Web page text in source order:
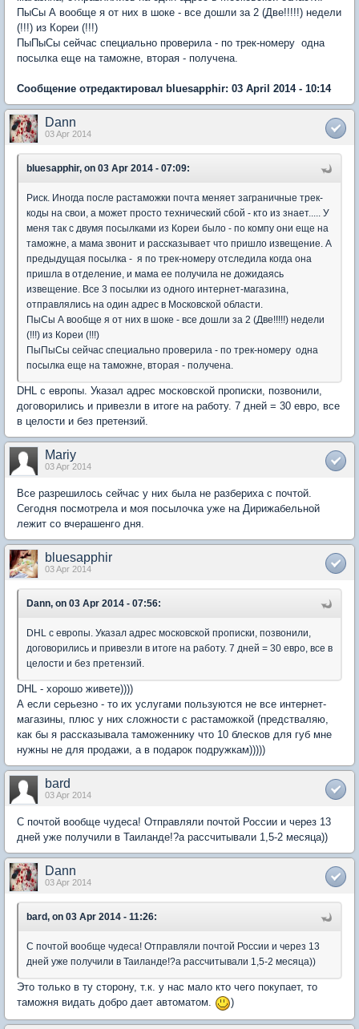
ПыСы А вообще я от них в шоке - все дошли за 2 (Две!!!!!) недели
(!!!) из Кореи (!!!)
ПыПыСы сейчас специально проверила - по трек-номеру одна
посылка еще на таможне, вторая - получена.
Сообщение отредактировал bluesapphir: 03 April 2014 - 10:14
Dann
03 Apr 2014
bluesapphir, on 03 Apr 2014 - 07:09:
Риск. Иногда после растаможки почта меняет заграничные трек-
коды на свои, а может просто технический сбой - кто из знает..... У
меня так с двумя посылками из Кореи было - по компу они еще на
таможне, а мама звонит и рассказывает что пришло извещение. А
предыдущая посылка - я по трек-номеру отследила когда она
пришла в отделение, и мама ее получила не дожидаясь
извещение. Все 3 посылки из одного интернет-магазина,
отправлялись на один адрес в Московской области.
ПыСы А вообще я от них в шоке - все дошли за 2 (Две!!!!!) недели
(!!!) из Кореи (!!!)
ПыПыСы сейчас специально проверила - по трек-номеру одна
посылка еще на таможне, вторая - получена.
DHL c европы. Указал адрес московской прописки, позвонили,
договорились и привезли в итоге на работу. 7 дней = 30 евро, все
в целости и без претензий.
Mariy
03 Apr 2014
Все разрешилось сейчас у них была не разбериха с почтой.
Сегодня посмотрела и моя посылочка уже на Дирижабельной
лежит со вчерашенго дня.
bluesapphir
03 Apr 2014
Dann, on 03 Apr 2014 - 07:56:
DHL c европы. Указал адрес московской прописки, позвонили,
договорились и привезли в итоге на работу. 7 дней = 30 евро, все в
целости и без претензий.
DHL - хорошо живете))))
А если серьезно - то их услугами пользуются не все интернет-
магазины, плюс у них сложности с растаможкой (предстваляю,
как бы я рассказывала таможеннику что 10 блесков для губ мне
нужны не для продажи, а в подарок подружкам)))))
bard
03 Apr 2014
С почтой вообще чудеса! Отправляли почтой России и через 13
дней уже получили в Таиланде!?а рассчитывали 1,5-2 месяца))
Dann
03 Apr 2014
bard, on 03 Apr 2014 - 11:26:
С почтой вообще чудеса! Отправляли почтой России и через 13
дней уже получили в Таиланде!?а рассчитывали 1,5-2 месяца))
Это только в ту сторону, т.к. у нас мало кто чего покупает, то
таможня видать добро дает автоматом.
)